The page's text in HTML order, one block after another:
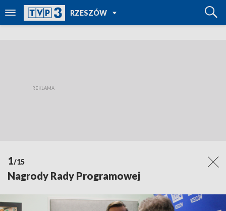
RZESZÓW
POWRÓT DO
TVP REGIONY
1/15
Nagrody Rady Programowej